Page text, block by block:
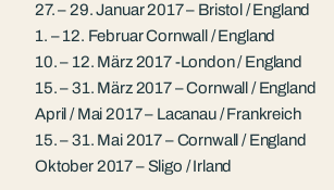
27. – 29. Januar 2017 – Bristol / England
1. – 12. Februar Cornwall / England
10. – 12. März 2017 -London / England
15. – 31. März 2017 – Cornwall / England
April / Mai 2017 – Lacanau / Frankreich
15. – 31. Mai 2017 – Cornwall / England
Oktober 2017 – Sligo / Irland